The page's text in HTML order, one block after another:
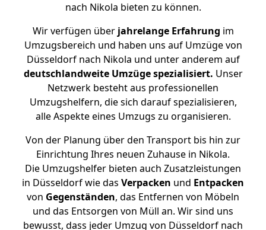
nach Nikola bieten zu können.
Wir verfügen überjahrelange Erfahrung im
Umzugsbereich und haben uns auf Umzüge von
Düsseldorf nach Nikola und unter anderem auf
deutschlandweite Umzüge spezialisiert. Unser
Netzwerk besteht aus professionellen
Umzugshelfern, die sich darauf spezialisieren,
alle Aspekte eines Umzugs zu organisieren.
Von der Planung über den Transport bis hin zur
Einrichtung Ihres neuen Zuhause in Nikola.
Die Umzugshelfer bieten auch Zusatzleistungen
in Düsseldorf wie das Verpacken und Entpacken
von Gegenständen, das Entfernen von Möbeln
und das Entsorgen von Müll an. Wir sind uns
bewusst, dass jeder Umzug von Düsseldorf nach